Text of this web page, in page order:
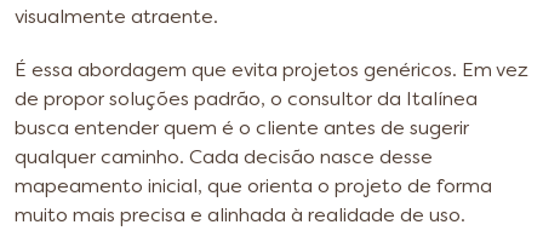
visualmente atraente.
É essa abordagem que evita projetos genéricos. Em vez
de propor soluções padrão, o consultor da Italínea
busca entender quem é o cliente antes de sugerir
qualquer caminho. Cada decisão nasce desse
mapeamento inicial, que orienta o projeto de forma
muito mais precisa e alinhada à realidade de uso.